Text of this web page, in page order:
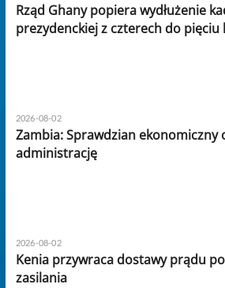
Rząd Ghany popiera wydłużenie
prezydenckiej z czterech do pięciu
2026-08-02
Zambia: Sprawdzian ekonomiczny
administrację
2026-08-02
Kenia przywraca dostawy prądu
zasilania